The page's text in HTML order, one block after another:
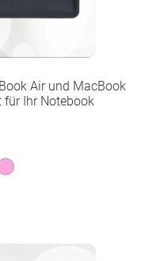
Air und MacBook
für Ihr Notebook